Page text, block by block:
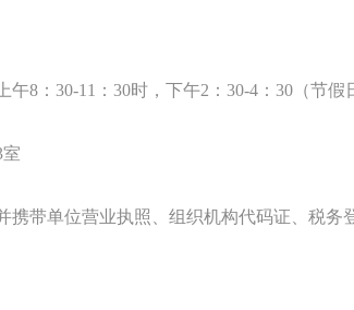
午8 ： 30-11 ： 30时，下午2 ： 30-4 ： 30 （节
室
带单位营业执照、组织机构代码证、税